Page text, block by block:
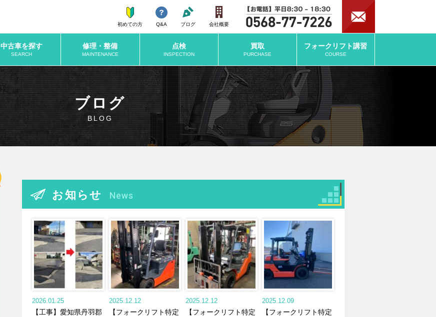
初めての方 Q&A ブログ 会社概要
中古車を探す
SEARCH
修理・整備
MAINTENANCE
点検
INSPECTION
買取
PURCHASE
フォークリフト講習
COURSE
ブログ
BLOG
お知らせ News
2026.01.25
【工事】愛知県丹羽郡
2025.12.12
【フォークリフト特定
2025.12.12
【フォークリフト特定
2025.12.09
【フォークリフト特定